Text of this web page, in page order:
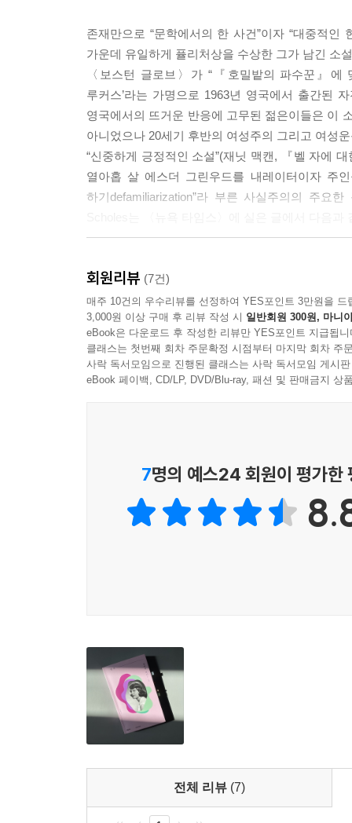
존재만으로 “문학에서의 한 사건”이자 “대중적
가운데 유일하게 퓰리처상을 수상한 그가 남긴 소
〈보스턴 글로브〉가 “『호밀밭의 파수꾼』
루커스’라는 가명으로 1963년 영국에서 출간된
영국에서의 뜨거운 반응에 고무된 젊은이들은 이
아니었으나 20세기 후반의 여성주의 그리고 여성
“신중하게 긍정적인 소설”(재닛 맥캔, 『벨 자에
열아홉 살 에스더 그린우드를 내레이터이자 주
하기defamiliarization”라 부른 사실주의의 주요
호텔을 “아마존Amazon”이라 이름 지음으로써,
전체적인 성격에 대해 재고하기를 촉구한다. “
여자애들이 주로 묵”는 곳 말이다. 실비아 플라스
나아가 실비아 플라스는 이 “낯설게 하기”를 통
다각도에서 들여다볼 수 있게 한다. 광기를 ‘숨
과거와 현재와 미래의 고통에 대한, 단순한 진실
열아홉 살 에스더 그린우드는 유명 잡지인 〈레
-49쪽
그러나 정작 뉴욕에서 마주한 것은 빛날 미래도,
속에서, 사실은 혼란스러워하고 있는 자기 자신
삶을 감당할 자신도 없다. 비겁한 위선자인 버디
콘스탄틴 같은 남자와 적극적으로 만남을 이어가
말할 수 있는 것은, 아무것도 없었다. 에스더의 내
큰 장학금을 따서 대학원에 진학하거나 학자금
회원리뷰 (7건)
매주 10건의 우수리뷰를 선정하여 YES포인트 3만원을 드
3,000원 이상 구매 후 리뷰 작성 시 일반회원 300원, 마니
eBook은 다운로드 후 작성한 리뷰만 YES포인트 지급됩니
클래스는 첫번째 회차 주문확정 시점부터 마지막 회차 주
사락 독서모임으로 진행된 클래스는 사락 독서모임 게시
eBook 페이백, CD/LP, DVD/Blu-ray, 패션 및 판매금지 상
7명의 예스24 회원이 평가한
전체 리뷰 (7)